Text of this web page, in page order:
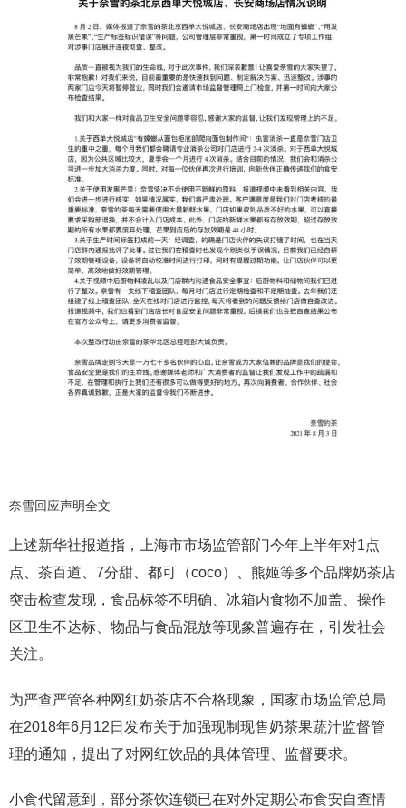
奈雪回应声明全文
上述新华社报道指，上海市市场监管部门今年上半年对1点
点、茶百道、7分甜、都可（coco）、熊姬等多个品牌奶茶店
突击检查发现，食品标签不明确、冰箱内食物不加盖、操作
区卫生不达标、物品与食品混放等现象普遍存在，引发社会
关注。
为严查严管各种网红奶茶店不合格现象，国家市场监管总局
在2018年6月12日发布关于加强现制现售奶茶果蔬汁监督管
理的通知，提出了对网红饮品的具体管理、监督要求。
小食代留意到，部分茶饮连锁已在对外定期公布食安自查情